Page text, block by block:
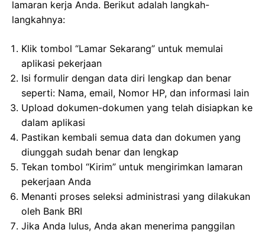
lamaran kerja Anda. Berikut adalah langkah-
langkahnya:
Klik tombol “Lamar Sekarang” untuk memulai
aplikasi pekerjaan
Isi formulir dengan data diri lengkap dan benar
seperti: Nama, email, Nomor HP, dan informasi lain
Upload dokumen-dokumen yang telah disiapkan ke
dalam aplikasi
Pastikan kembali semua data dan dokumen yang
diunggah sudah benar dan lengkap
Tekan tombol “Kirim” untuk mengirimkan lamaran
pekerjaan Anda
Menanti proses seleksi administrasi yang dilakukan
oleh Bank BRI
Jika Anda lulus, Anda akan menerima panggilan